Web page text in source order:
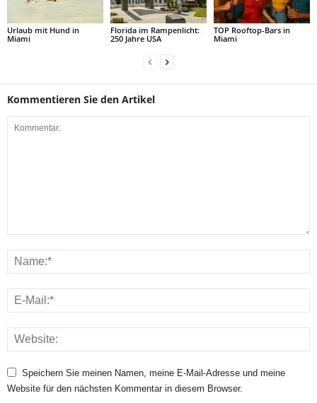
Urlaub mit Hund in
Miami
Florida im Rampenlicht:
250 Jahre USA
TOP Rooftop-Bars in
Miami
Kommentieren Sie den Artikel
Speichern Sie meinen Namen, meine E-Mail-Adresse und meine
Website für den nächsten Kommentar in diesem Browser.